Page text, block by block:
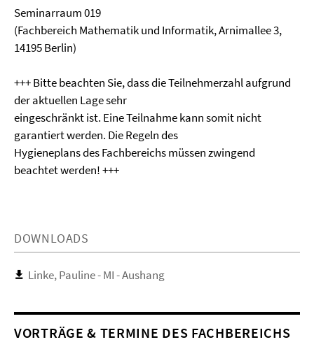
Seminarraum 019
(Fachbereich Mathematik und Informatik, Arnimallee 3,
14195 Berlin)
+++ Bitte beachten Sie, dass die Teilnehmerzahl aufgrund
der aktuellen Lage sehr
eingeschränkt ist. Eine Teilnahme kann somit nicht
garantiert werden. Die Regeln des
Hygieneplans des Fachbereichs müssen zwingend
beachtet werden! +++
DOWNLOADS
Linke, Pauline - MI - Aushang
VORTRÄGE & TERMINE DES FACHBEREICHS